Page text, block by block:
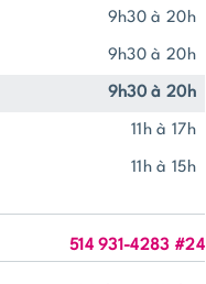
9h30 à 20h
9h30 à 20h
9h30 à 20h
11h à 17h
11h à 15h
514 931-4283 #24